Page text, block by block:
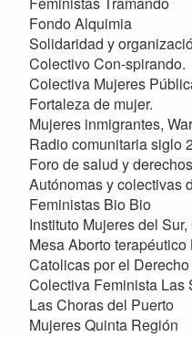
Fondo Alquimia
Solidaridad y
Colectivo Con-spirando.
Colectiva Mujeres
Fortaleza de mujer.
Mujeres inmigrantes,
Radio comunitaria siglo
Foro de salud y
Autónomas y colectivas
Feministas Bio Bio
Instituto Mujeres del
Mesa Aborto
Catolicas por el
Colectiva Feminista Las
Las Choras del Puerto
Mujeres Quinta Región